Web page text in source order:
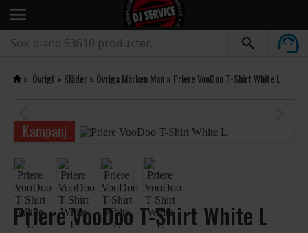
menu
» Övrigt » Kläder» Övriga Märken Man» Priere VooDoo T-Shirt White L
Kampanj
Priere VooDoo T-Shirt White L